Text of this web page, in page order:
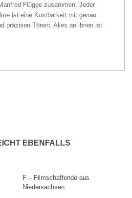
Flügge zusammen. Jeder
ist eine Kostbarkeit mit genau
präzisen Tönen. Alles an ihnen ist
EBENFALLS
F – Filmschaffende aus
Niedersachsen